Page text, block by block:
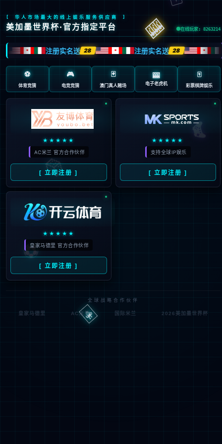
404 页面不存在。可
能你打开的是过期的
书签，或者输入了错
误的地址。
3秒后